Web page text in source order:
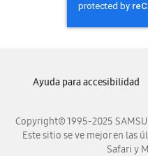
Copyright© 1995-2025
Este sitio se ve mejor en las
Safari y
Ayuda para accesibilidad